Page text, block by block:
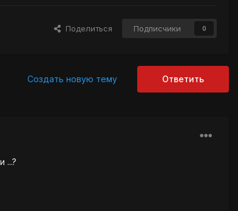
Поделиться Подписчики 0
Ответить
Создать новую тему
...?